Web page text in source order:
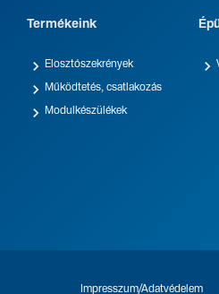
Termékeink
 Elosztószekrények
 Működtetés, csatlakozás
 Modulkészülékek

Impresszum/Adatvédelem